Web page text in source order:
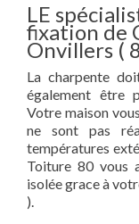
LE
fixation de
Onvillers (
La charpente
également être
Votre maison
ne sont pas
températures
Toiture 80 vous
isolée grace à
).